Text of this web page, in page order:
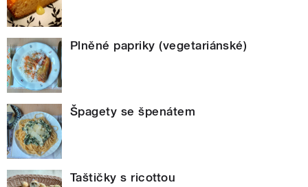
Plněné papriky (vegetariánské)
Špagety se špenátem
Taštičky s ricottou